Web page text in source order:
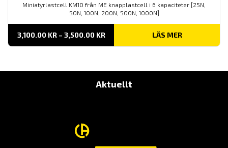
Miniatyrlastcell KM10 från ME knapplastcell i 6 kapaciteter [25N,
50N, 100N, 200N, 500N, 1000N]
3,100.00 KR – 3,500.00 KRPRISINTERVALL:
TILL
LÄS MER
Aktuellt